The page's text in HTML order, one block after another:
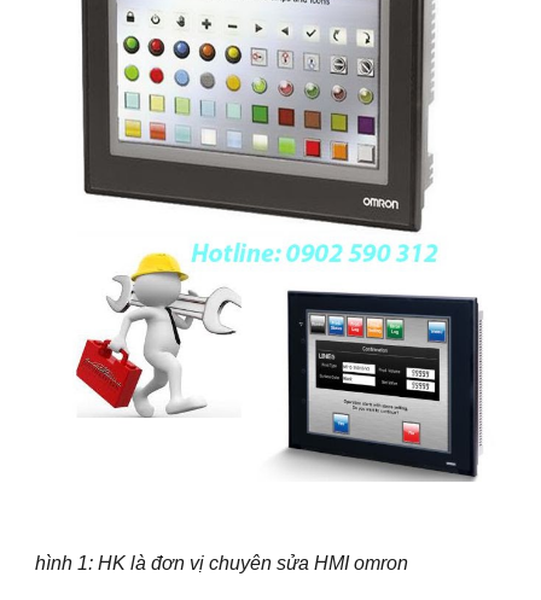
hình 1: HK là đơn vị chuyên sửa HMI omron